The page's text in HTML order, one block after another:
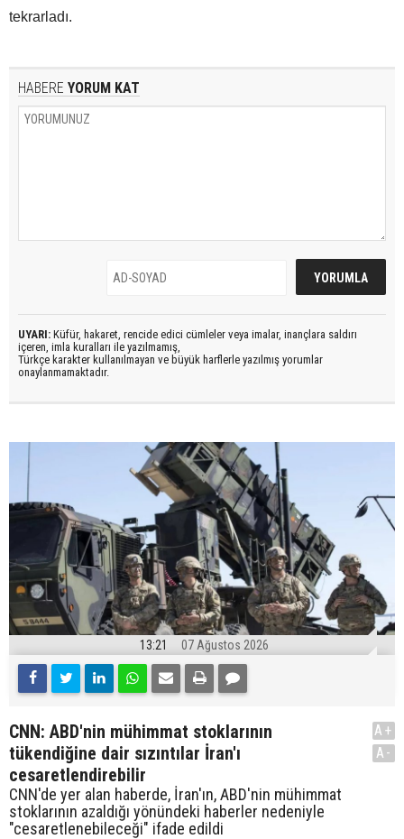
tekrarladı.
HABERE YORUM KAT
UYARI: Küfür, hakaret, rencide edici cümleler veya imalar, inançlara saldırı
içeren, imla kuralları ile yazılmamış,
Türkçe karakter kullanılmayan ve büyük harflerle yazılmış yorumlar
onaylanmamaktadır.
13:21 07 Ağustos 2026
CNN: ABD'nin mühimmat stoklarının
tükendiğine dair sızıntılar İran'ı
cesaretlendirebilir
CNN'de yer alan haberde, İran'ın, ABD'nin mühimmat
stoklarının azaldığı yönündeki haberler nedeniyle
"cesaretlenebileceği" ifade edildi
A+
A-